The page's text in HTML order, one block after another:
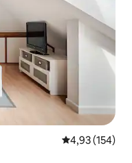
prosječna
4,93 (154)